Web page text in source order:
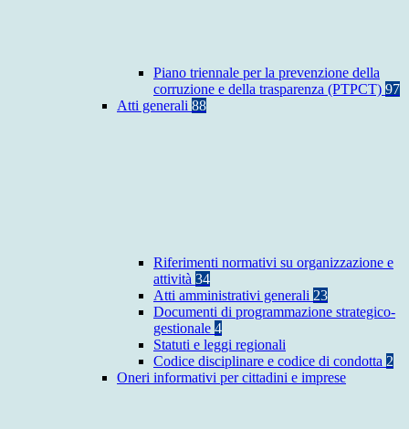
Piano triennale per la prevenzione della
corruzione e della trasparenza (PTPCT) 97
Atti generali 88
Riferimenti normativi su organizzazione e
attività 34
Atti amministrativi generali 23
Documenti di programmazione strategico-
gestionale 4
Statuti e leggi regionali
Codice disciplinare e codice di condotta 2
Oneri informativi per cittadini e imprese